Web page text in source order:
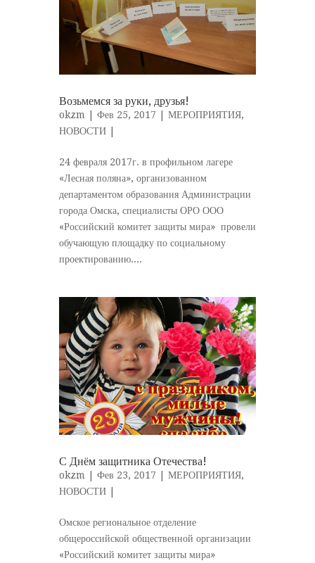
Возьмемся за руки, друзья!
okzm | Фев 25, 2017 | МЕРОПРИЯТИЯ,
НОВОСТИ |
24 февраля 2017г. в профильном лагере
«Лесная поляна», организованном
департаментом образования Администрации
города Омска, специалисты ОРО ООО
«Российский комитет защиты мира» провели
обучающую площадку по социальному
проектированию....
С Днём защитника Отечества!
okzm | Фев 23, 2017 | МЕРОПРИЯТИЯ,
НОВОСТИ
Омское региональное отделение
общероссийской общественной организации
«Российский комитет защиты мира»